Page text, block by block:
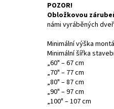
POZOR!
Obložkovou
námi vyráběných
Minimální výška
Minimální šířka
„60" – 67 cm
„70" – 77 cm
„80" – 87 cm
„90" – 97 cm
„100" – 107 cm